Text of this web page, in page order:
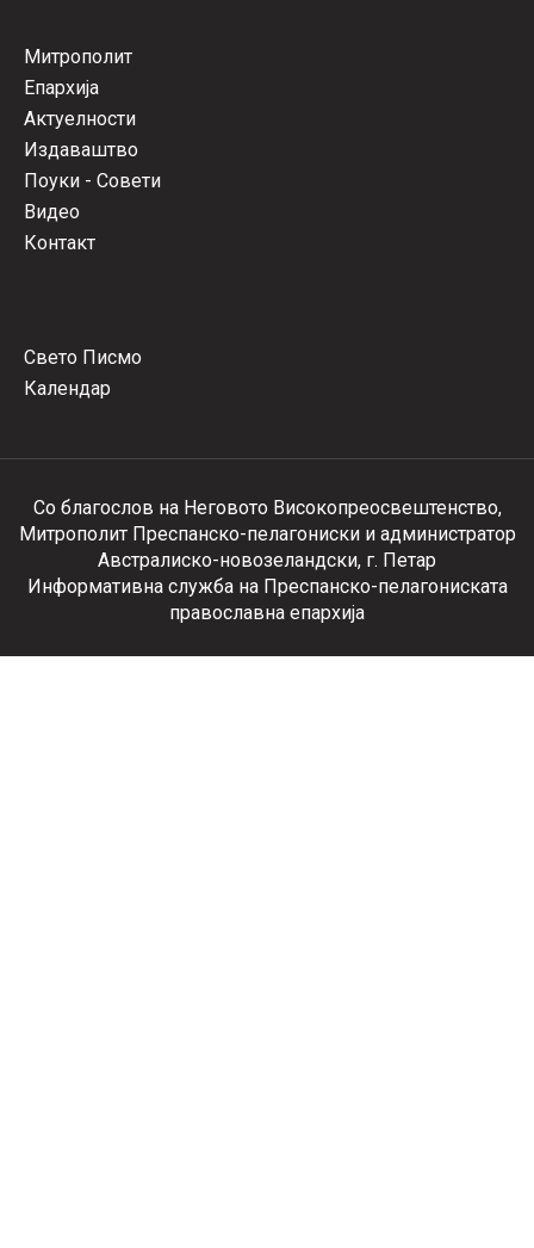
Митрополит
Епархија
Актуелности
Издаваштво
Поуки - Совети
Видео
Контакт
Свето Писмо
Календар
Со благослов на Неговото Високопреосвештенство,
Митрополит Преспанско-пелагониски и администратор
Австралиско-новозеландски, г. Петар
Информативна служба на Преспанско-пелагониската
православна епархија